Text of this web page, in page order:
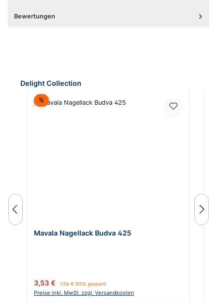
Bewertungen
Produktgalerie überspringen
Delight Collection
%Rabatt
Mavala Nagellack Budva 425
Verkaufspreis:
3,53 € Regulärer Preis:
7,06 € (50% gespart)
Preise inkl. MwSt. zzgl. Versandkosten